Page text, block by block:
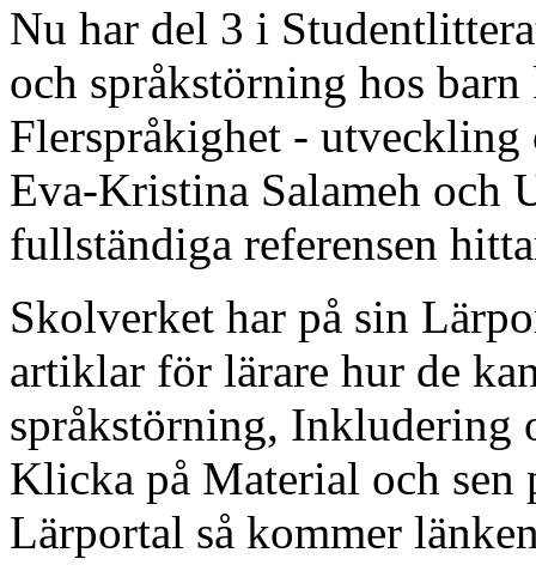
Nu har del 3 i
och språkstörning hos
Flerspråkighet - utveckling
Eva-Kristina Salameh och
fullständiga referensen
Skolverket har på sin
artiklar för lärare hur de
språkstörning, Inkludering
Klicka på Material och
Lärportal så kommer